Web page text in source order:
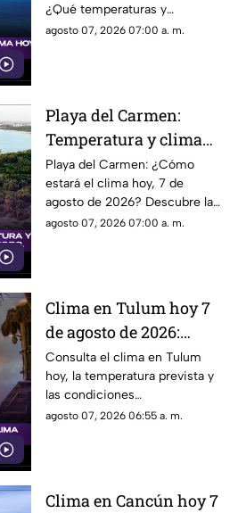
¿Qué temperaturas y
condiciones meteorológicas te
agosto 07, 2026 07:00 a. m.
Playa del Carmen:
Temperatura y clima
hoy 7 de agosto de
2026.
Playa del Carmen: ¿Cómo
estará el clima hoy, 7 de
agosto de 2026? Descubre la
temperatura actual y las
agosto 07, 2026 07:00 a. m.
Clima en Tulum hoy 7
de agosto de 2026:
temperatura, lluvias y
pronóstico del tiempo
Consulta el clima en Tulum
hoy, la temperatura prevista y
las condiciones
meteorológicas para este 7 de
agosto 07, 2026 06:55 a. m.
Clima en Cancún hoy 7